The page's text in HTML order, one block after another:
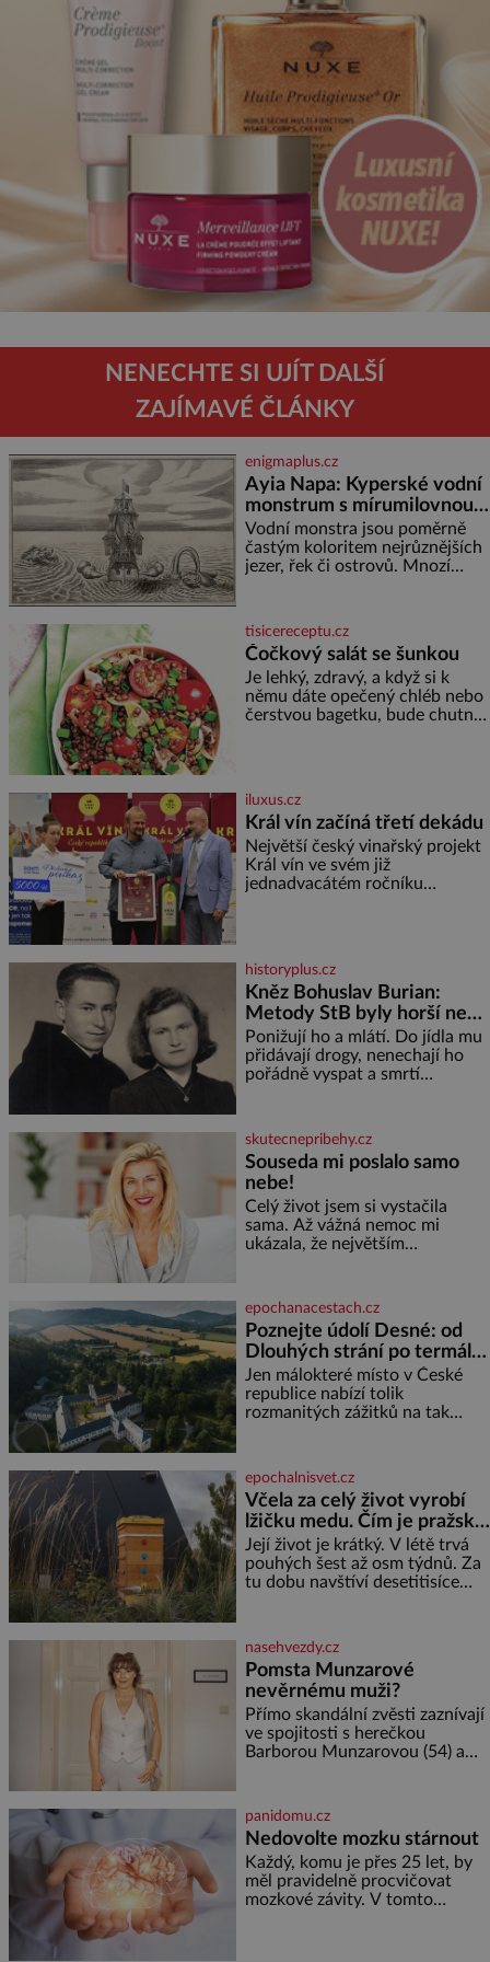
NENECHTE SI UJÍT DALŠÍ
ZAJÍMAVÉ ČLÁNKY
enigmaplus.cz
Ayia Napa: Kyperské vodní
monstrum s mírumilovnou
povahou
Vodní monstra jsou poměrně
častým koloritem nejrůznějších
jezer, řek či ostrovů. Mnozí
přitáhnout k němu pozornost
záhadám nakloněných turi
tisicereceptu.cz
Čočkový salát se šunkou
Je lehký, zdravý, a když si k
němu dáte opečený chléb nebo
čerstvou bagetku, bude chutnat
cibule 2 lžíce
iluxus.cz
Král vín začíná třetí dekádu
Největší český vinařský projekt
Král vín ve svém již
jednadvacátém ročníku
historyplus.cz
Kněz Bohuslav Burian:
Metody StB byly horší než
gestapácké trýznění
Ponižují ho a mlátí. Do jídla mu
přidávají drogy, nenechají ho
pořádně vyspat a smrtí
estébákům podepíše všechno,
co po něm chtějí. Svým
podpisem jim potvrdí také to, že
na něj během výslechů nikdo
nevyvíjel fyzický ani psychický
nátlak. Syn brněnského řezníka
chce být knězem a
skutecnepribehy.cz
Souseda mi poslalo samo
nebe!
Celý život jsem si vystačila
sama. Až vážná nemoc mi
ukázala, že největším
ochotný podat pomocnou ruku.
Vždycky jsem byla spíš
samotářka. Nepotřebovala jsem
kolem sebe partu kamarádek
ani partnera. Stačily mi knihy,
práce a hlavně klid. Hned po
studiích jsem odešla z rodného
epochanacestach.cz
Poznejte údolí Desné: od
Dlouhých strání po termální
prameny
Jen málokteré místo v České
republice nabízí tolik
rozmanitých zážitků na tak
jediného dne můžete
nahlédnout do útrob jedné z
nejvýznamnějších vodních
elektráren v Evropě, vydat se na
horské hřebeny, projet se na
koloběžce a den zakončit
poznáváním památek ve
epochalnisvet.cz
Včela za celý život vyrobí
lžičku medu. Čím je pražský
med ze střech tak ceněný?
Její život je krátký. V létě trvá
pouhých šest až osm týdnů. Za
tu dobu navštíví desetitisíce
medu – zhruba jednu čajovou
lžičku. Sama o sobě se může
zdát bezvýznamná. Teprve když
se spojí s dalšími desítkami tisíc
příslušnic svého včelstva,
vznikne jeden z
nejdokonalejších organismů
nasehvezdy.cz
Pomsta Munzarové
nevěrnému muži?
Přímo skandální zvěsti zaznívají
ve spojitosti s herečkou
Barborou Munzarovou (54) a
viděna s jakýmsi sympaťákem, s
nímž se velmi družně, až d
panidomu.cz
Nedovolte mozku stárnout
Každý, komu je přes 25 let, by
měl pravidelně procvičovat
mozkové závity. V tomto